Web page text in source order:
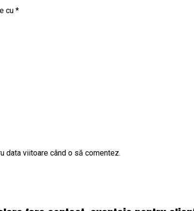
cu *
data viitoare când o să comentez.